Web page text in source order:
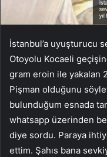
İstanbul’a uyuşturucu
Otoyolu Kocaeli
gram eroin ile yakalan
Pişman olduğunu
bulunduğum esnada
whatsapp üzerinden
diye sordu. Paraya
ettim. Şahıs bana